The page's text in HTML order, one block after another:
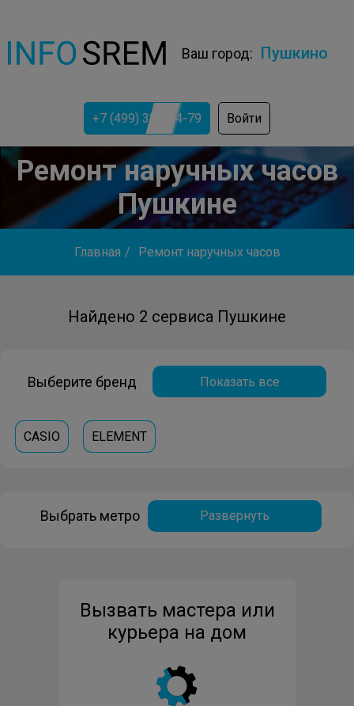
Ваш город: Пушкино
+7 (499) 322-74-79 Войти
Ремонт наручных часов
Пушкине
Главная / Ремонт наручных часов
Найдено 2 сервиса Пушкине
Выберите бренд Показать все
CASIO ELEMENT
Выбрать метро Развернуть
Вызвать мастера или
курьера на дом